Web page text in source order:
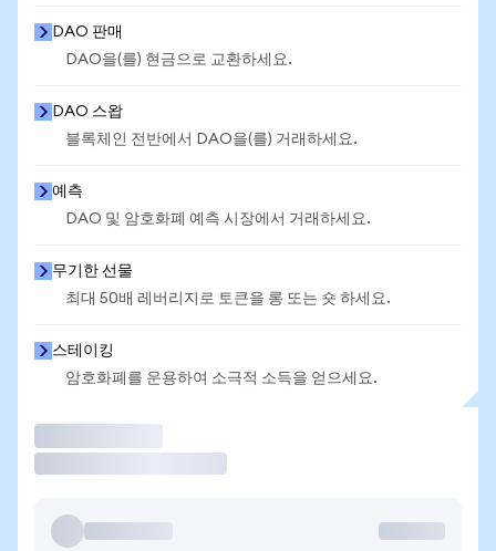
DAO 판매
DAO을(를) 현금으로 교환하세요.
DAO 스왑
블록체인 전반에서 DAO을(를) 거래하세요.
예측
DAO 및 암호화폐 예측 시장에서 거래하세요.
무기한 선물
최대 50배 레버리지로 토큰을 롱 또는 숏 하세요.
스테이킹
암호화폐를 운용하여 소극적 소득을 얻으세요.